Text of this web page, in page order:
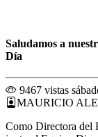
Saludamos a
Día
9467 vistas
MAURICIO
Como Directora del